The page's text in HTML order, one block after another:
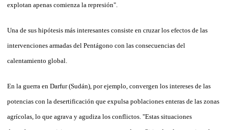
explotan apenas comienza la represión".
Una de sus hipótesis más interesantes consiste en cruzar los efectos de las
intervenciones armadas del Pentágono con las consecuencias del
calentamiento global.
En la guerra en Darfur (Sudán), por ejemplo, convergen los intereses de las
potencias con la desertificación que expulsa poblaciones enteras de las zonas
agrícolas, lo que agrava y agudiza los conflictos. "Estas situaciones